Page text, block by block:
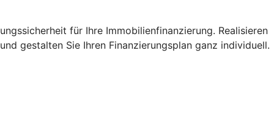
für Ihre Immobilienfinanzierung. Realisieren
gestalten Sie Ihren Finanzierungsplan ganz individuell.